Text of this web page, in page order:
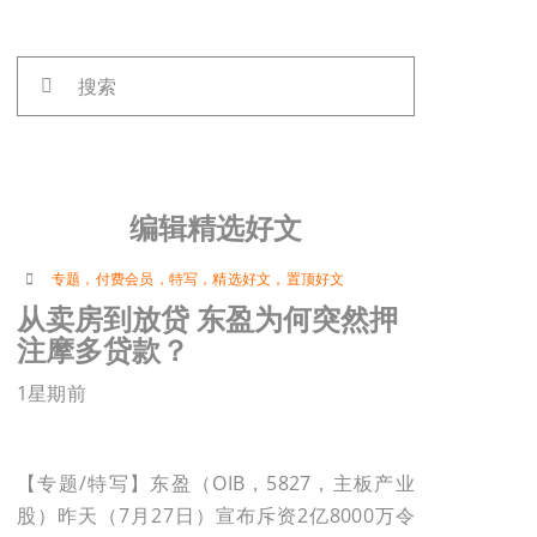
编辑精选好文
专题 ， 付费会员 ， 特写 ，精选好文 ， 置顶好文
从卖房到放贷 东盈为何突然押
注摩多贷款？
1星期前
【专题/特写】东盈（OIB，5827，主板产业
股）昨天（7月27日）宣布斥资2亿8000万令